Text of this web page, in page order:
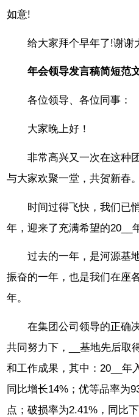
如意!
给大家拜个早年了!谢谢
年会领导发言稿简短范
各位领导、各位同事：
大家晚上好！
非常高兴又一次在这种
与大家欢聚一堂，共贺新春。
时间过得飞快，我们已
年，迎来了充满希望的20__
过去的一年，是河源基
振奋的一年，也是我们在座
年。
在集团公司领导的正确
共同努力下，__基地先后取
和工作成果，其中：20__年
同比增长14%；优等品率为
点；破损率为2.41%，同比